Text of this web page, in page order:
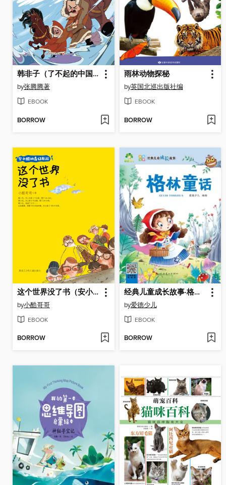
韩非子（了不起的中国传统文化）
by张腾腾著
EBOOK
BORROW
雨林动物探秘
by英国北巡出版社编
EBOOK
BORROW
这个世界没了书（安小酷的奇幻历险）
by小酷哥哥
EBOOK
BORROW
经典儿童成长故事·格林童话
by爱德少儿
EBOOK
BORROW